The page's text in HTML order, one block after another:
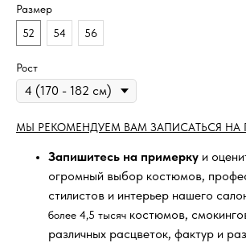
Размер
52
54 56
Рост
МЫ РЕКОМЕНДУЕМ ВАМ ЗАПИСАТЬСЯ НА
Запишитесь на примерку и
огромный выбор костюмов,
стилистов и интерьер нашего
более 4,5 тысяч костюмов,
различных расцветок, фактур и